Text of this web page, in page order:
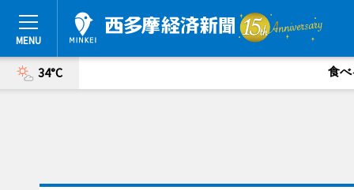
34°C 食べ